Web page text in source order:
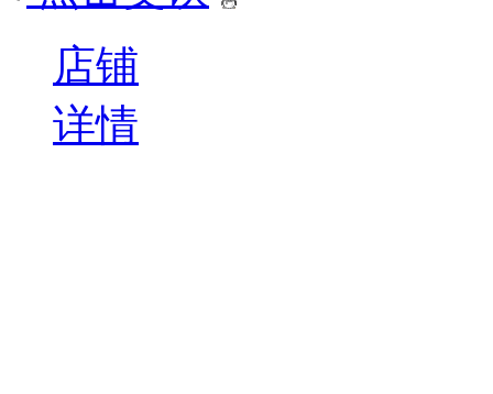
息 嘉兴会计证是嘉兴会
市知名的会计证培训机构
电询